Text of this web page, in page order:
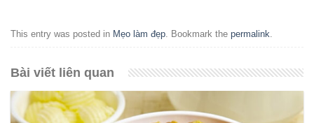
This entry was posted in Mẹo làm đẹp. Bookmark the permalink.
Bài viết liên quan